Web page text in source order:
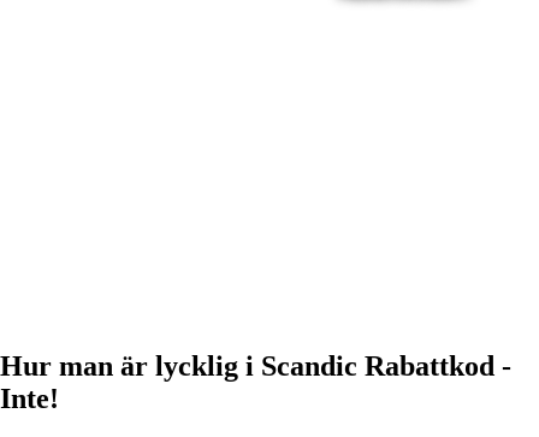
Hur man är lycklig i Scandic Rabattkod -
Inte!